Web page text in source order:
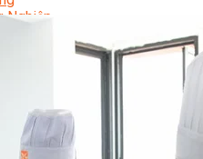
Nghiệp
Kitchen For Kid & Teen
Kế Truyện Tranh Ai
Sĩ Ai
Tập Video Với Ai